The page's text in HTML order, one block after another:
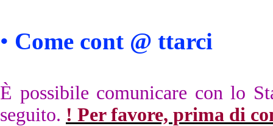
• Come cont @ ttarci
È possibile comunicare con lo
seguito. ! Per favore, prima di